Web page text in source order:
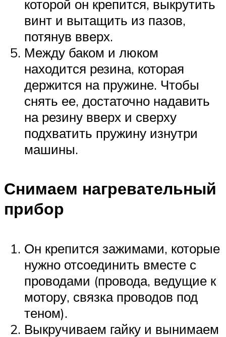
которой он крепится, выкрутить
винт и вытащить из пазов,
потянув вверх.
Между баком и люком
находится резина, которая
держится на пружине. Чтобы
снять ее, достаточно надавить
на резину вверх и сверху
подхватить пружину изнутри
машины.
Снимаем нагревательный
прибор
Он крепится зажимами, которые
нужно отсоединить вместе с
проводами (провода, ведущие к
мотору, связка проводов под
теном).
Выкручиваем гайку и вынимаем